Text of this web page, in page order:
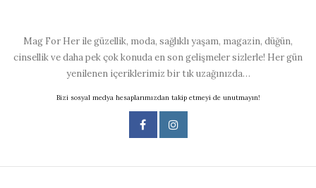
Mag For Her ile güzellik, moda, sağlıklı yaşam, magazin, düğün,
cinsellik ve daha pek çok konuda en son gelişmeler sizlerle! Her gün
yenilenen içeriklerimiz bir tık uzağınızda…
Bizi sosyal medya hesaplarımızdan takip etmeyi de unutmayın!